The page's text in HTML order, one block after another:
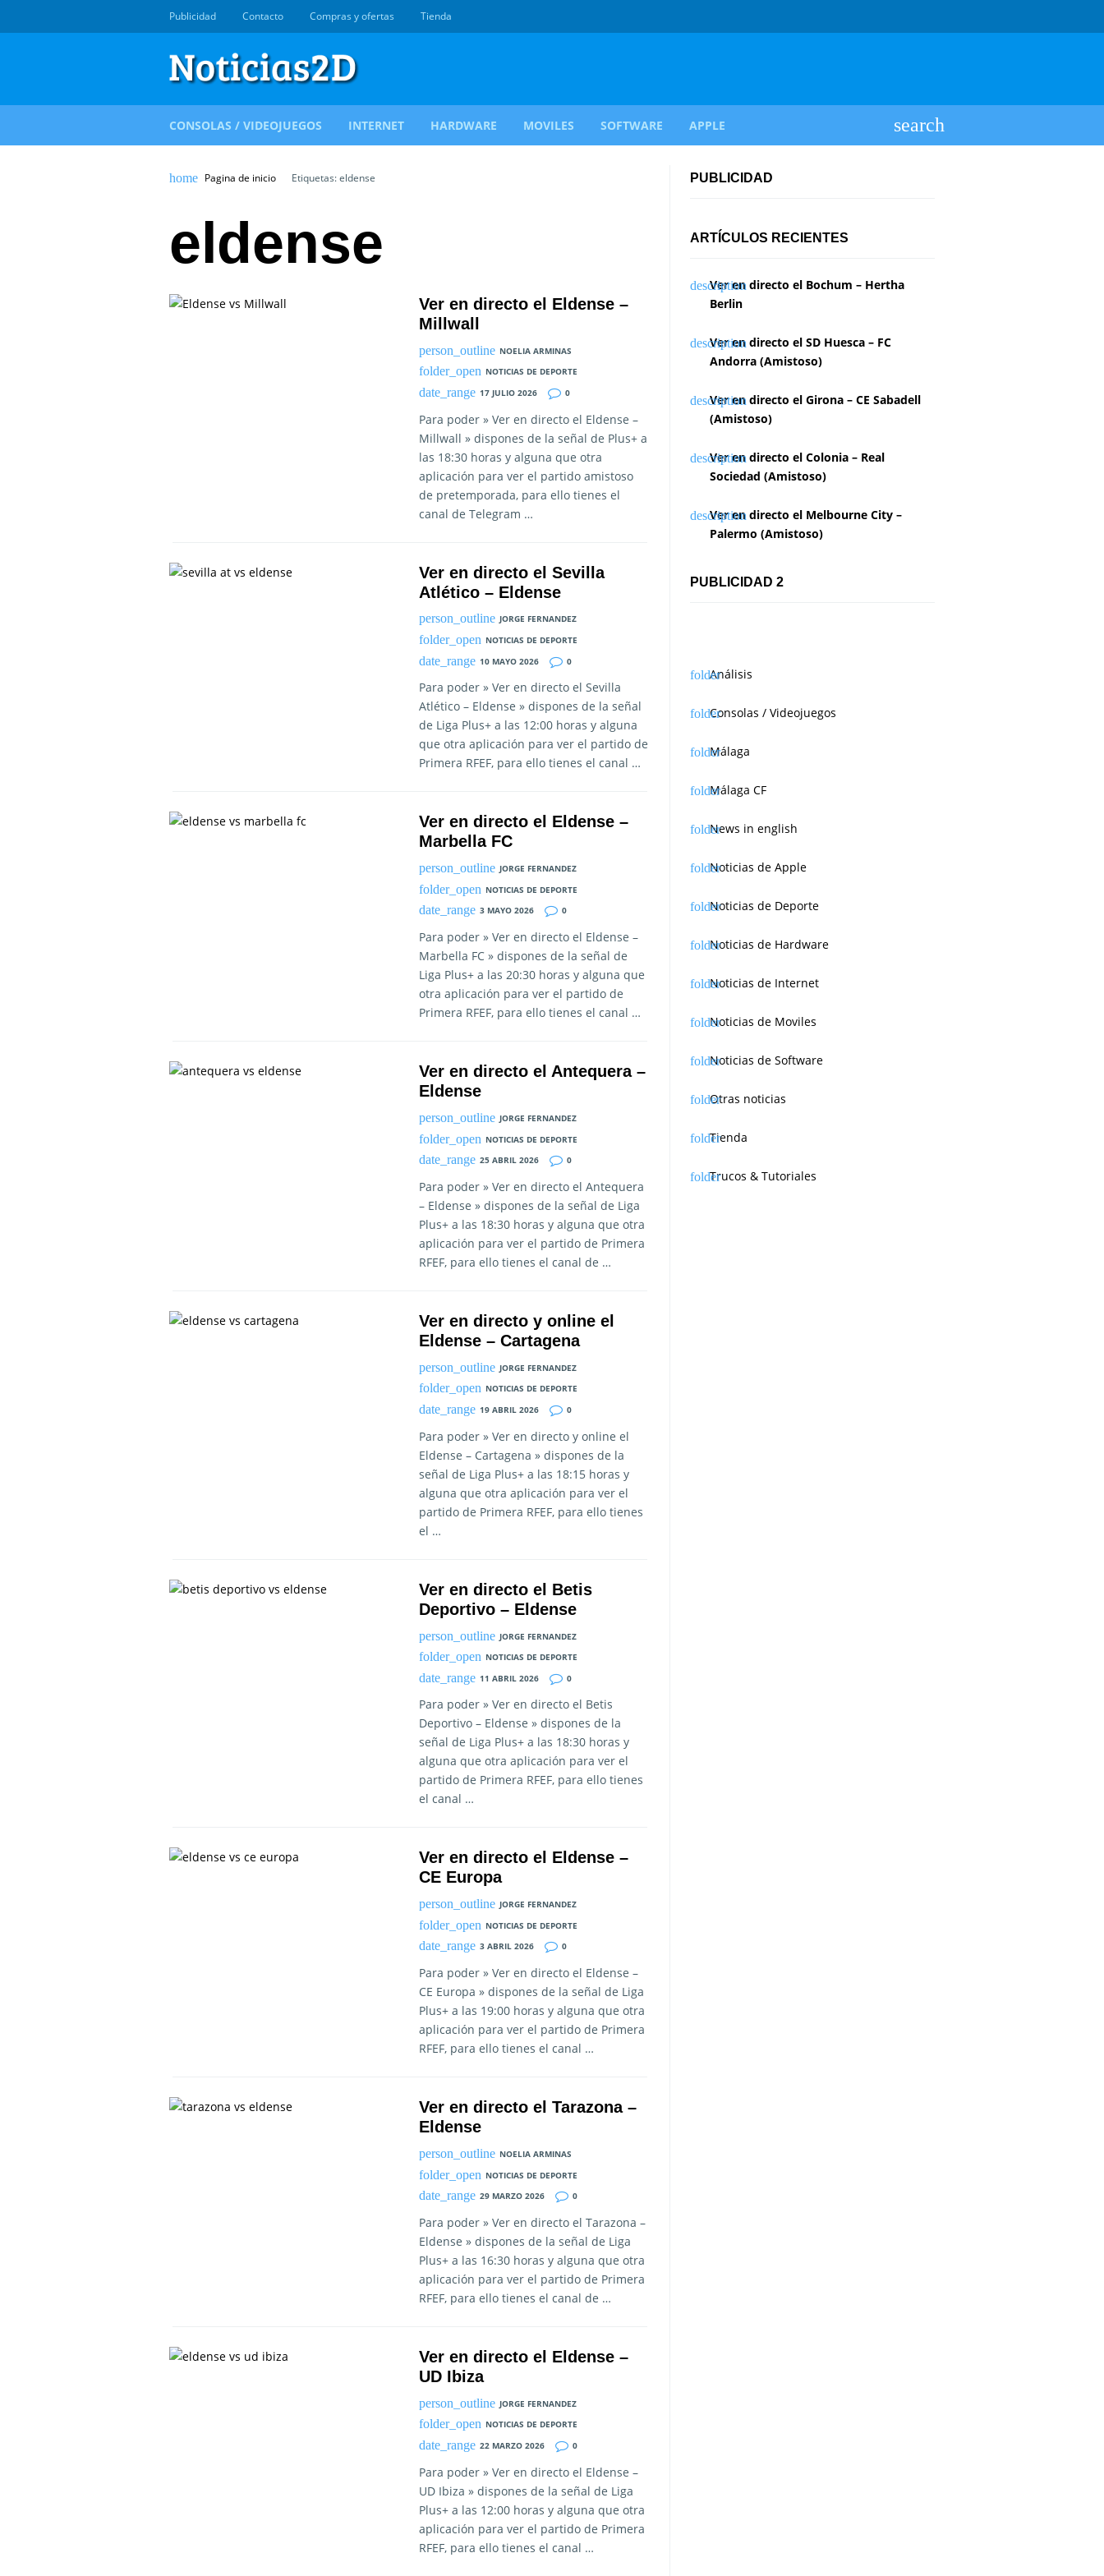
Publicidad Contacto Compras y ofertas Tienda
CONSOLAS / VIDEOJUEGOS INTERNET HARDWARE MOVILES SOFTWARE APPLE
Pagina de inicio Etiquetas: eldense
eldense
Ver en directo el Eldense –
Millwall
NOELIA ARMINAS
NOTICIAS DE DEPORTE
17 JULIO 2026
0
Para poder » Ver en directo el Eldense –
Millwall » dispones de la señal de Plus+ a
las 18:30 horas y alguna que otra
aplicación para ver el partido amistoso
de pretemporada, para ello tienes el
canal de Telegram …
Ver en directo el Sevilla
Atlético – Eldense
JORGE FERNANDEZ
NOTICIAS DE DEPORTE
10 MAYO 2026
0
Para poder » Ver en directo el Sevilla
Atlético – Eldense » dispones de la señal
de Liga Plus+ a las 12:00 horas y alguna
que otra aplicación para ver el partido de
Primera RFEF, para ello tienes el canal …
Ver en directo el Eldense –
Marbella FC
JORGE FERNANDEZ
NOTICIAS DE DEPORTE
3 MAYO 2026
0
Para poder » Ver en directo el Eldense –
Marbella FC » dispones de la señal de
Liga Plus+ a las 20:30 horas y alguna que
otra aplicación para ver el partido de
Primera RFEF, para ello tienes el canal …
Ver en directo el Antequera –
Eldense
JORGE FERNANDEZ
NOTICIAS DE DEPORTE
25 ABRIL 2026
0
Para poder » Ver en directo el Antequera
– Eldense » dispones de la señal de Liga
Plus+ a las 18:30 horas y alguna que otra
aplicación para ver el partido de Primera
RFEF, para ello tienes el canal de …
Ver en directo y online el
Eldense – Cartagena
JORGE FERNANDEZ
NOTICIAS DE DEPORTE
19 ABRIL 2026
0
Para poder » Ver en directo y online el
Eldense – Cartagena » dispones de la
señal de Liga Plus+ a las 18:15 horas y
alguna que otra aplicación para ver el
partido de Primera RFEF, para ello tienes
el …
Ver en directo el Betis
Deportivo – Eldense
JORGE FERNANDEZ
NOTICIAS DE DEPORTE
11 ABRIL 2026
0
Para poder » Ver en directo el Betis
Deportivo – Eldense » dispones de la
señal de Liga Plus+ a las 18:30 horas y
alguna que otra aplicación para ver el
partido de Primera RFEF, para ello tienes
el canal …
Ver en directo el Eldense –
CE Europa
JORGE FERNANDEZ
NOTICIAS DE DEPORTE
3 ABRIL 2026
0
Para poder » Ver en directo el Eldense –
CE Europa » dispones de la señal de Liga
Plus+ a las 19:00 horas y alguna que otra
aplicación para ver el partido de Primera
RFEF, para ello tienes el canal …
Ver en directo el Tarazona –
Eldense
NOELIA ARMINAS
NOTICIAS DE DEPORTE
29 MARZO 2026
0
Para poder » Ver en directo el Tarazona –
Eldense » dispones de la señal de Liga
Plus+ a las 16:30 horas y alguna que otra
aplicación para ver el partido de Primera
RFEF, para ello tienes el canal de …
Ver en directo el Eldense –
UD Ibiza
JORGE FERNANDEZ
NOTICIAS DE DEPORTE
22 MARZO 2026
0
Para poder » Ver en directo el Eldense –
UD Ibiza » dispones de la señal de Liga
Plus+ a las 12:00 horas y alguna que otra
aplicación para ver el partido de Primera
RFEF, para ello tienes el canal …
PUBLICIDAD
ARTÍCULOS RECIENTES
Ver en directo el Bochum – Hertha
Berlin
Ver en directo el SD Huesca – FC
Andorra (Amistoso)
Ver en directo el Girona – CE Sabadell
(Amistoso)
Ver en directo el Colonia – Real
Sociedad (Amistoso)
Ver en directo el Melbourne City –
Palermo (Amistoso)
PUBLICIDAD 2
Análisis
Consolas / Videojuegos
Málaga
Málaga CF
News in english
Noticias de Apple
Noticias de Deporte
Noticias de Hardware
Noticias de Internet
Noticias de Moviles
Noticias de Software
Otras noticias
Tienda
Trucos & Tutoriales